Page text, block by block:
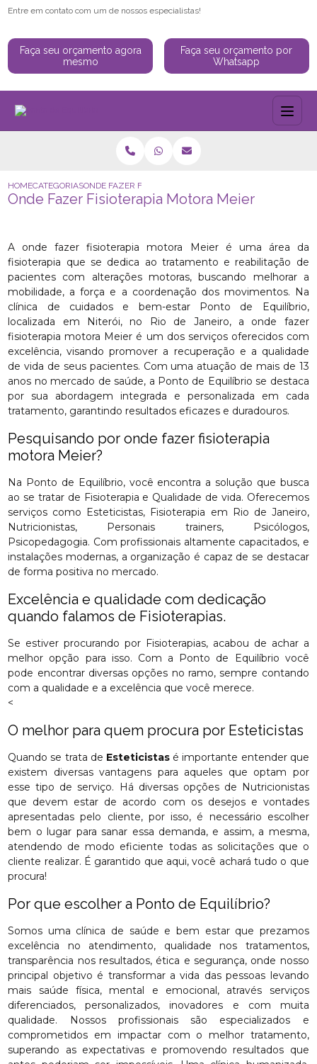
Entre em contato com um de nossos especialistas!
Faça seu orçamento agora
mesmo
Faça seu orçamento por
Whatsapp
HOMECATEGORIASONDE FAZER FISIOTERAPIA MOTORA MEIER
Onde Fazer Fisioterapia Motora Meier
A onde fazer fisioterapia motora Meier é uma área da
fisioterapia que se dedica ao tratamento e reabilitação de
pacientes com alterações motoras, buscando melhorar a
mobilidade, a força e a coordenação dos movimentos. Na
clínica de cuidados e bem-estar Ponto de Equilíbrio,
localizada em Niterói, no Rio de Janeiro, a onde fazer
fisioterapia motora Meier é um dos serviços oferecidos com
excelência, visando promover a recuperação e a qualidade
de vida de seus pacientes. Com uma atuação de mais de 13
anos no mercado de saúde, a Ponto de Equilíbrio se destaca
por sua abordagem integrada e personalizada em cada
tratamento, garantindo resultados eficazes e duradouros.
Pesquisando por onde fazer fisioterapia
motora Meier?
Na Ponto de Equilíbrio, você encontra a solução que busca
ao se tratar de Fisioterapia e Qualidade de vida. Oferecemos
serviços como Esteticistas, Fisioterapia em Rio de Janeiro,
Nutricionistas, Personais trainers, Psicólogos,
Psicopedagogia. Com profissionais altamente capacitados, e
instalações modernas, a organização é capaz de se destacar
de forma positiva no mercado.
Excelência e qualidade com dedicação
quando falamos de Fisioterapias.
Se estiver procurando por Fisioterapias, acabou de achar a
melhor opção para isso. Com a Ponto de Equilíbrio você
pode encontrar diversas opções no ramo, sempre contando
com a qualidade e a excelência que você merece.
<
O melhor para quem procura por Esteticistas
Quando se trata de Esteticistas é importante entender que
existem diversas vantagens para aqueles que optam por
esse tipo de serviço. Há diversas opções de Nutricionistas
que devem estar de acordo com os desejos e vontades
apresentadas pelo cliente, por isso, é necessário escolher
bem o lugar para sanar essa demanda, e assim, a mesma,
atendendo de modo eficiente todas as solicitações que o
cliente realizar. É garantido que aqui, você achará tudo o que
procura!
Por que escolher a Ponto de Equilíbrio?
Somos uma clínica de saúde e bem estar que prezamos
excelência no atendimento, qualidade nos tratamentos,
transparência nos resultados, ética e segurança, onde nosso
principal objetivo é transformar a vida das pessoas levando
mais saúde física, mental e emocional, através serviços
diferenciados, personalizados, inovadores e com muita
qualidade. Nossos profissionais são especializados e
comprometidos em impactar com o melhor tratamento,
superando as expectativas e promovendo resultados que